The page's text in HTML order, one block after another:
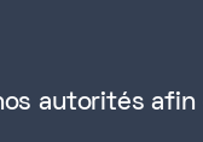
autorités